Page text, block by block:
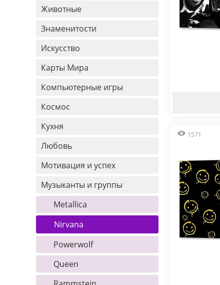
Животные
Знаменитости
Искусство
Карты Мира
Компьютерные игры
Космос
Кухня
Любовь
Мотивация и успех
Музыканты и группы
Metallica
Nirvana
Powerwolf
Queen
1571